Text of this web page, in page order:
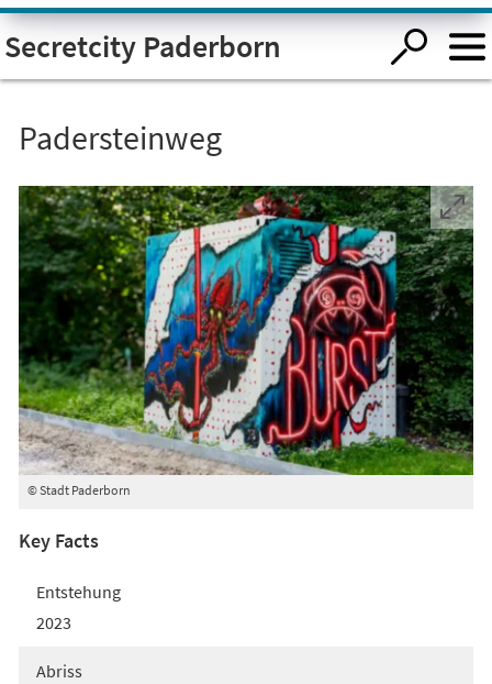
Visuelle
Assistenzsoftware
öffnen.
Secretcity Paderborn
Padersteinweg
© Stadt Paderborn
Key Facts
Entstehung
2023
Abriss